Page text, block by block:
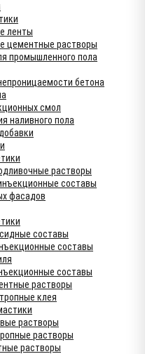
ленты
цементные растворы
промышленного пола
бетона
смол
наливного пола
растворы
составы
фасадов
составы
составы
составы
растворы
клея
растворы
растворы
растворы